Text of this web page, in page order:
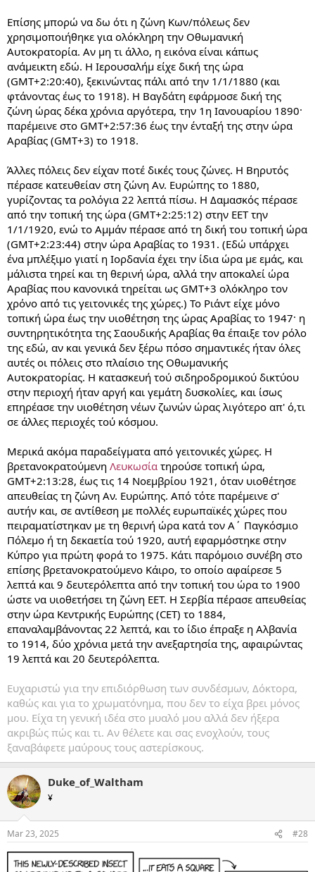
Επίσης μπορώ να δω ότι η ζώνη Κων/πόλεως δεν
χρησιμοποιήθηκε για ολόκληρη την Οθωμανική
Αυτοκρατορία. Αν μη τι άλλο, η εικόνα είναι κάπως
ανάμεικτη εδώ. Η Ιερουσαλήμ είχε δική της ώρα
(GMT+2:20:40), ξεκινώντας πάλι από την 1/1/1880 (και
φτάνοντας έως το 1918). Η Βαγδάτη εφάρμοσε δική της
ζώνη ώρας δέκα χρόνια αργότερα, την 1η Ιανουαρίου 1890·
παρέμεινε στο GMT+2:57:36 έως την ένταξή της στην ώρα
Αραβίας (GMT+3) το 1918.
Άλλες πόλεις δεν είχαν ποτέ δικές τους ζώνες. H Βηρυτός
πέρασε κατευθείαν στη ζώνη Αν. Ευρώπης το 1880,
γυρίζοντας τα ρολόγια 22 λεπτά πίσω. Η Δαμασκός πέρασε
από την τοπική της ώρα (GMT+2:25:12) στην ΕΕΤ την
1/1/1920, ενώ το Αμμάν πέρασε από τη δική του τοπική ώρα
(GMT+2:23:44) στην ώρα Αραβίας το 1931. (Εδώ υπάρχει
ένα μπλέξιμο γιατί η Ιορδανία έχει την ίδια ώρα με εμάς, και
μάλιστα τηρεί και τη θερινή ώρα, αλλά την αποκαλεί ώρα
Αραβίας που κανονικά τηρείται ως GMT+3 ολόκληρο τον
χρόνο από τις γειτονικές της χώρες.) Το Ριάντ είχε μόνο
τοπική ώρα έως την υιοθέτηση της ώρας Αραβίας το 1947· η
συντηρητικότητα της Σαουδικής Αραβίας θα έπαιξε τον ρόλο
της εδώ, αν και γενικά δεν ξέρω πόσο σημαντικές ήταν όλες
αυτές οι πόλεις στο πλαίσιο της Οθωμανικής
Αυτοκρατορίας. Η κατασκευή τού σιδηροδρομικού δικτύου
στην περιοχή ήταν αργή και γεμάτη δυσκολίες, και ίσως
επηρέασε την υιοθέτηση νέων ζωνών ώρας λιγότερο απ' ό,τι
σε άλλες περιοχές τού κόσμου.
Μερικά ακόμα παραδείγματα από γειτονικές χώρες. Η
βρετανοκρατούμενη Λευκωσία τηρούσε τοπική ώρα,
GMT+2:13:28, έως τις 14 Νοεμβρίου 1921, όταν υιοθέτησε
απευθείας τη ζώνη Αν. Ευρώπης. Από τότε παρέμεινε σ'
αυτήν και, σε αντίθεση με πολλές ευρωπαϊκές χώρες που
πειραματίστηκαν με τη θερινή ώρα κατά τον Α΄ Παγκόσμιο
Πόλεμο ή τη δεκαετία τού 1920, αυτή εφαρμόστηκε στην
Κύπρο για πρώτη φορά το 1975. Κάτι παρόμοιο συνέβη στο
επίσης βρετανοκρατούμενο Κάιρο, το οποίο αφαίρεσε 5
λεπτά και 9 δευτερόλεπτα από την τοπική του ώρα το 1900
ώστε να υιοθετήσει τη ζώνη ΕΕΤ. Η Σερβία πέρασε απευθείας
στην ώρα Κεντρικής Ευρώπης (CET) το 1884,
επαναλαμβάνοντας 22 λεπτά, και το ίδιο έπραξε η Αλβανία
το 1914, δύο χρόνια μετά την ανεξαρτησία της, αφαιρώντας
19 λεπτά και 20 δευτερόλεπτα.
Ευχαριστώ για την επιδιόρθωση των συνδέσμων, Δόκτορα,
καθώς και για το χρωματόνημα, που δεν το είχα βρει μόνος
μου. Είχα τη γενική ιδέα στο μυαλό μου αλλά δεν ήξερα
ακριβώς πώς και τι. Αν θέλετε και σας ενοχλούν, τους
ξαναβάφετε μαύρους τους αστερίσκους.
Duke_of_Waltham
¥
Mar 23, 2025 #28